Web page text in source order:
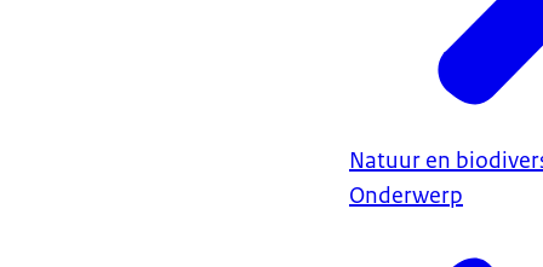
Natuur en
Onderwerp